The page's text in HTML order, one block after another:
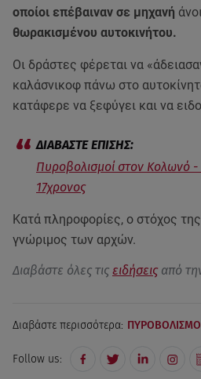
οποίοι επέβαιναν σε μηχανή
θωρακισμένου αυτοκινήτου.
Οι δράστες φέρεται να
καλάσνικοφ πάνω στο
κατάφερε να ξεφύγει και να
Πυροβολισμοί στον Κολωνό -
17χρονος
Κατά πληροφορίες, ο στόχος
γνώριμος των αρχών.
Διαβάστε όλες τις ειδήσεις από
Διαβάστε περισσότερα:
Follow us: